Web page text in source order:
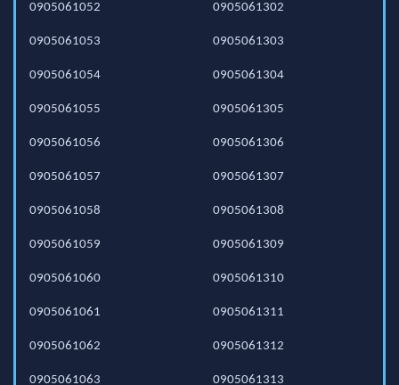
0905061052
0905061053
0905061054
0905061055
0905061056
0905061057
0905061058
0905061059
0905061060
0905061061
0905061062
0905061063
0905061302
0905061303
0905061304
0905061305
0905061306
0905061307
0905061308
0905061309
0905061310
0905061311
0905061312
0905061313